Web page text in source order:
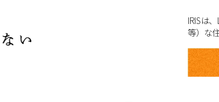
IRISは
等）な